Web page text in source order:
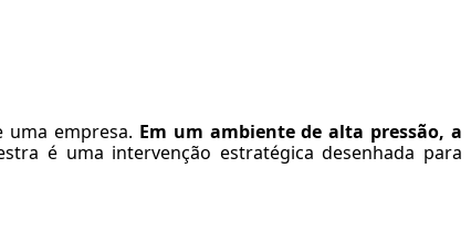
empresa. Em um ambiente de alta pressão, a
é uma intervenção estratégica desenhada para